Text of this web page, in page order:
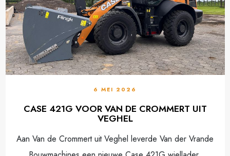
6 MEI 2026
CASE 421G VOOR VAN DE CROMMERT UIT
VEGHEL
Aan Van de Crommert uit Veghel leverde Van der Vrande